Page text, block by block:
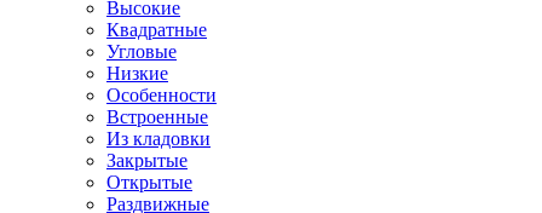
Высокие
Квадратные
Угловые
Низкие
Особенности
Встроенные
Из кладовки
Закрытые
Открытые
Раздвижные